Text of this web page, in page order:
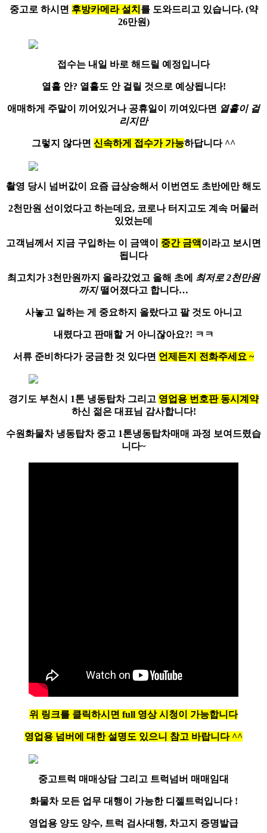
중고로 하시면 후방카메라 설치 를 도와드리고 있습니다. (약
26만원)
접수는 내일 바로 해드릴 예정입니다
열흘 안? 열흘도 안 걸릴 것으로 예상됩니다!
애매하게 주말이 끼어있거나 공휴일이 끼여있다면 열흘이 걸
리지만
그렇지 않다면 신속하게 접수가 가능하답니다 ^^
촬영 당시 넘버값이 요즘 급상승해서 이번연도 초반에만 해도
2천만원 선이었다고 하는데요, 코로나 터지고도 계속 머물러
있었는데
고객님께서 지금 구입하는 이 금액이 중간 금액이라고 보시면
됩니다
최고치가 3천만원까지 올라갔었고 올해 초에 최저로 2천만원
까지떨어졌다고 합니다…
사놓고 일하는 게 중요하지 올랐다고 팔 것도 아니고
내렸다고 판매할 거 아니잖아요?! ㅋㅋ
서류 준비하다가 궁금한 것 있다면 언제든지 전화주세요 ~
경기도 부천시 1톤 냉동탑차그리고 영업용 번호판 동시계약
하신 젊은 대표님 감사합니다!
수원화물차 냉동탑차 중고 1톤냉동탑차매매 과정 보여드렸습
니다~
위 링크를 클릭하시면 full 영상 시청이 가능합니다
영업용 넘버에 대한 설명도 있으니 참고 바랍니다 ^^
중고트럭 매매상담 그리고 트럭넘버 매매임대
화물차 모든 업무 대행이 가능한 디젤트럭입니다 !
영업용 양도 양수, 트럭 검사대행, 차고지 증명발급